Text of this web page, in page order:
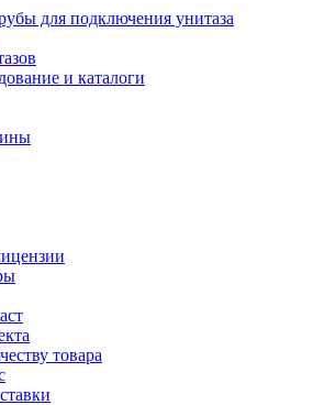
для подключения унитаза
и каталоги
товара